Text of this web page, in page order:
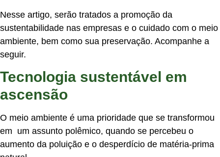
Nesse artigo, serão tratados a promoção da
sustentabilidade nas empresas e o cuidado com o meio
ambiente, bem como sua preservação. Acompanhe a
seguir.
Tecnologia sustentável em
ascensão
O meio ambiente é uma prioridade que se transformou
em um assunto polêmico, quando se percebeu o
aumento da poluição e o desperdício de matéria-prima